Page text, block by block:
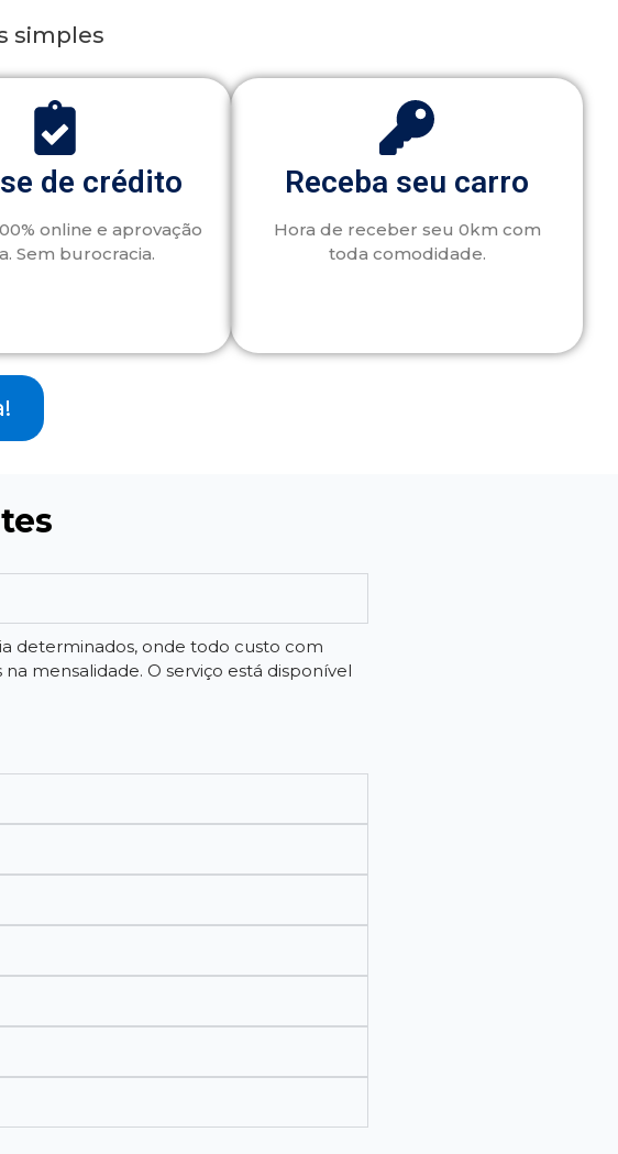
simples
de crédito
online e aprovação
Sem burocracia.
Receba seu carro
Hora de receber seu 0km com
toda comodidade.
determinados, onde todo custo com
mensalidade. O serviço está disponível